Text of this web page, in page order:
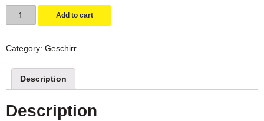
Glasschalen
11cm
Add to cart
Category: Geschirr
Description
Description